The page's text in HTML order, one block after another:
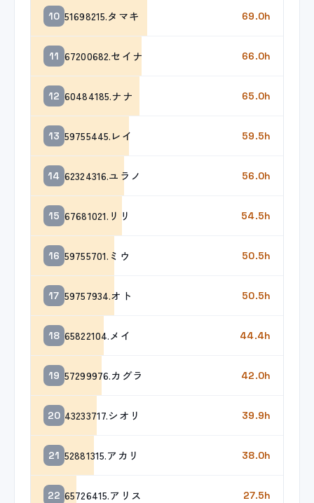
10 51698215.タマキ 69.0h
11 67200682.セイナ 66.0h
12 60484185.ナナ 65.0h
13 59755445.レイ 59.5h
14 62324316.ユラノ 56.0h
15 67681021.リリ 54.5h
16 59755701.ミウ 50.5h
17 59757934.オト 50.5h
18 65822104.メイ 44.4h
19 57299976.カグラ 42.0h
20 43233717.シオリ 39.9h
21 52881315.アカリ 38.0h
22 65726415.アリス 27.5h